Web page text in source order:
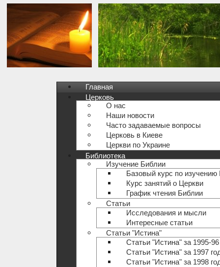
Главная
Церковь
О нас
Наши новости
Часто задаваемые вопросы
Церковь в Киеве
Церкви по Украине
Библиотека
Изучение Библии
Базовый курс по изучению
Курс занятий о Церкви
График чтения Библии
Статьи
Исследования и мысли
Интересные статьи
Статьи "Истина"
Статьи "Истина" за 1995-
Статьи "Истина" за 1997
Статьи "Истина" за 1998